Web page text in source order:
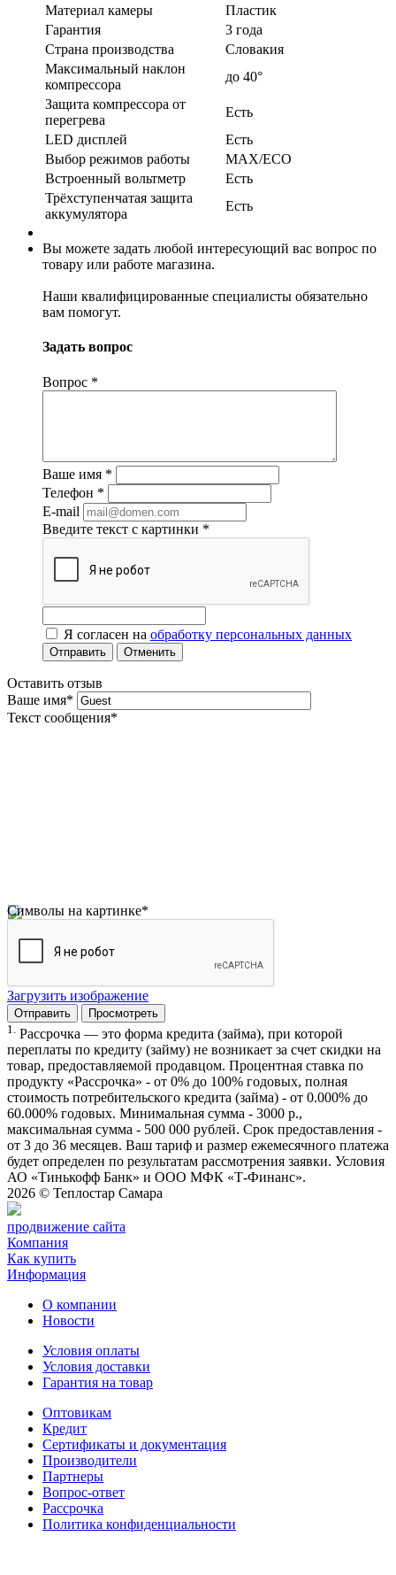
Материал камеры
Пластик
Гарантия
3 года
Страна производства
Словакия
Максимальный наклон
компрессора
до 40°
Защита компрессора от
перегрева
Есть
LED дисплей
Есть
Выбор режимов работы
MAX/ECO
Встроенный вольтметр
Есть
Трёхступенчатая защита
аккумулятора
Есть
Вы можете задать любой интересующий вас вопрос по
товару или работе магазина.
Наши квалифицированные специалисты обязательно
вам помогут.
Задать вопрос
Вопрос *
Ваше имя *
Телефон *
E-mail
Введите текст с картинки *
Я согласен на обработку персональных данных
Отменить
Оставить отзыв
Ваше имя*
Текст сообщения*
Символы на картинке*
Загрузить изображение
1.
Рассрочка — это форма кредита (займа), при которой
переплаты по кредиту (займу) не возникает за счет скидки на
товар, предоставляемой продавцом. Процентная ставка по
продукту «Рассрочка» - от 0% до 100% годовых, полная
стоимость потребительского кредита (займа) - от 0.000% до
60.000% годовых. Минимальная сумма - 3000 р.,
максимальная сумма - 500 000 рублей. Срок предоставления -
от 3 до 36 месяцев. Ваш тариф и размер ежемесячного платежа
будет определен по результатам рассмотрения заявки. Условия
АО «Тинькофф Банк» и ООО МФК «Т-Финанс».
2026 © Теплостар Самара
продвижение сайта
Компания
Как купить
Информация
О компании
Новости
Условия оплаты
Условия доставки
Гарантия на товар
Оптовикам
Кредит
Сертификаты и документация
Производители
Партнеры
Вопрос-ответ
Рассрочка
Политика конфиденциальности